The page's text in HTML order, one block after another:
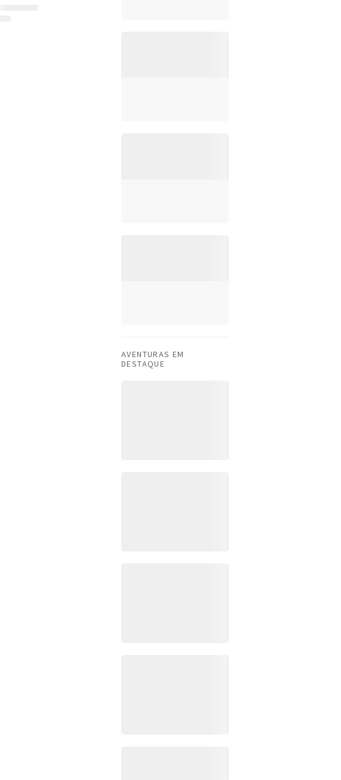
AVENTURAS EM
DESTAQUE